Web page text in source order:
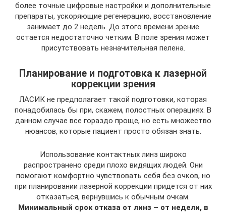
более точные цифровые настройки и дополнительные
препараты, ускоряющие регенерацию, восстановление
занимает до 2 недель. До этого времени зрение
остается недостаточно четким. В поле зрения может
присутствовать незначительная пелена.
Планирование и подготовка к лазерной
коррекции зрения
ЛАСИК не предполагает такой подготовки, которая
понадобилась бы при, скажем, полостных операциях. В
данном случае все гораздо проще, но есть множество
нюансов, которые пациент просто обязан знать.
Использование контактных линз широко
распространено среди плохо видящих людей. Они
помогают комфортно чувствовать себя без очков, но
при планировании лазерной коррекции придется от них
отказаться, вернувшись к обычным очкам.
Минимальный срок отказа от линз – от недели, в